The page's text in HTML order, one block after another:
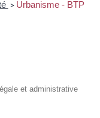
> Urbanisme - BTP
et administrative